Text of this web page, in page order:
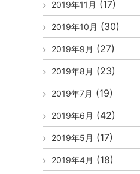
2019年11月 (17)
2019年10月 (30)
2019年9月 (27)
2019年8月 (23)
2019年7月 (19)
2019年6月 (42)
2019年5月 (17)
2019年4月 (18)